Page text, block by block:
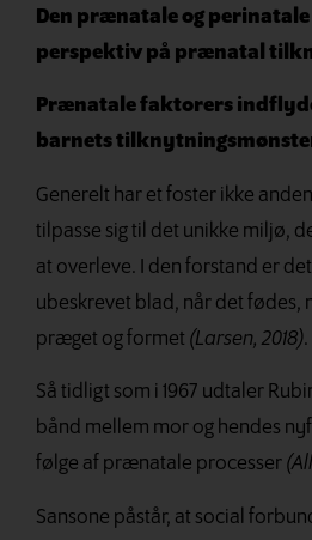
Den prænatale og
perspektiv på prænatal
Prænatale faktorers
barnets
Generelt har et foster ikke
tilpasse sig til det unikke miljø,
at overleve. I den forstand er
ubeskrevet blad, når det fødes,
præget og formet (Larsen, 2018).
Så tidligt som i 1967 udtaler
bånd mellem mor og hendes
følge af prænatale processer
Sansone påstår, at social